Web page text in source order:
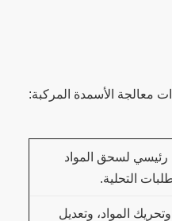
معالجة الأسمدة المركبة:
لسحق المواد
التحلية.
المواد، وتعديل